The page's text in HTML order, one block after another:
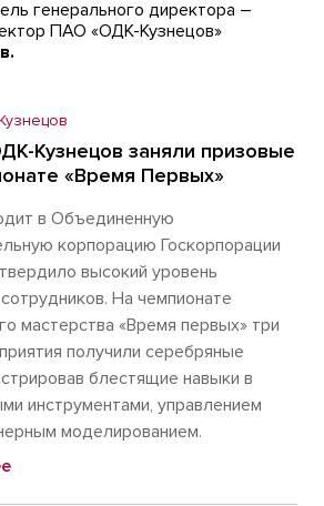
генерального директора –
ПАО «ОДК-Кузнецов»
Кузнецов заняли призовые
«Время Первых»
в Объединенную
корпорацию Госкорпорации
высокий уровень
На чемпионате
мастерства «Время первых» три
получили серебряные
блестящие навыки в
инструментами, управлением
моделированием.